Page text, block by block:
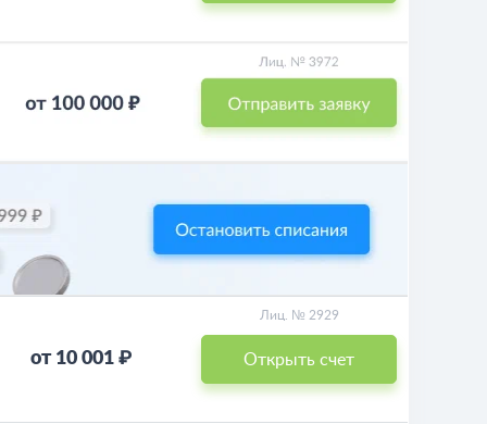
от 10 001 ₽
Лиц. № 2929
Открыть счет